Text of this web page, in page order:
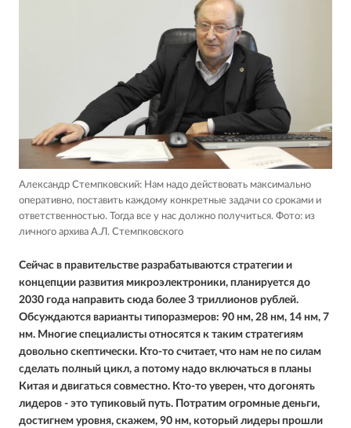
Александр Стемпковский: Нам надо действовать максимально
оперативно, поставить каждому конкретные задачи со сроками и
ответственностью. Тогда все у нас должно получиться. Фото: из
личного архива А.Л. Стемпковского
Cейчас в правительстве разрабатываются стратегии и
концепции развития микроэлектроники, планируется до
2030 года направить сюда более 3 триллионов рублей.
Обсуждаются варианты типоразмеров: 90 нм, 28 нм, 14 нм, 7
нм. Многие специалисты относятся к таким стратегиям
довольно скептически. Кто-то считает, что нам не по силам
сделать полный цикл, а потому надо включаться в планы
Китая и двигаться совместно. Кто-то уверен, что догонять
лидеров - это тупиковый путь. Потратим огромные деньги,
достигнем уровня, скажем, 90 нм, который лидеры прошли